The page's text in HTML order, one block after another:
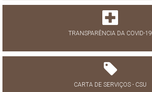
TRANSPARÊNCIA DA COVID-19
CARTA DE SERVIÇOS - CSU